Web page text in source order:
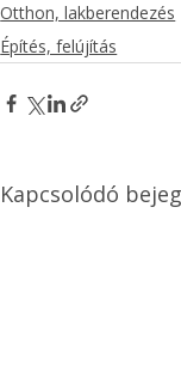
Otthon, lakberendezés
Építés, felújítás
Kapcsolódó